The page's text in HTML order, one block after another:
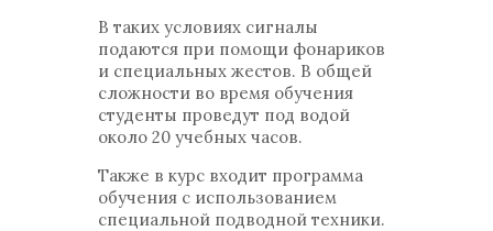
В таких условиях сигналы
подаются при помощи фонариков
и специальных жестов. В общей
сложности во время обучения
студенты проведут под водой
около 20 учебных часов.
Также в курс входит программа
обучения с использованием
специальной подводной техники.